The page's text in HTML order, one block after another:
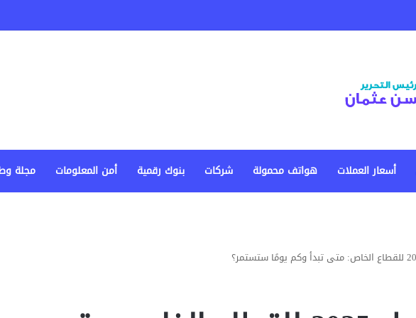
أسعار العملات هواتف محمولة شركات بنوك رقمية أمن المعلومات مجلة